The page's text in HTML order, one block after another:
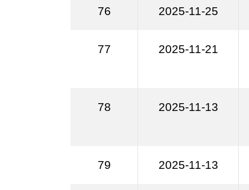
76 2025-11-25
77 2025-11-21
78 2025-11-13
79 2025-11-13